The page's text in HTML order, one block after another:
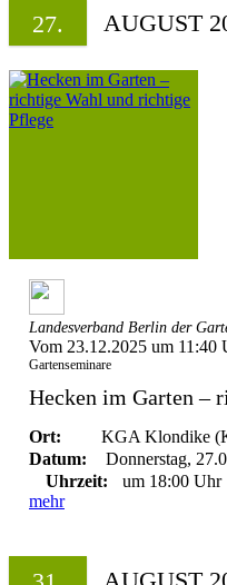
27. AUGUST
Landesverband Berlin der
Vom 23.12.2025 um 11:40
Gartenseminare
Hecken im Garten –
Ort:
KGA Klondike
Datum:
Donnerstag,
Uhrzeit:
um 18:00 Uhr
mehr